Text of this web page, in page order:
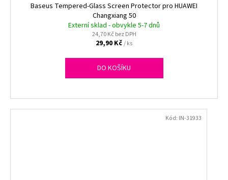
Baseus Tempered-Glass Screen Protector pro HUAWEI
Changxiang 50
Externí sklad - obvykle 5-7 dnů
24,70 Kč bez DPH
29,90 Kč/ ks
DO KOŠÍKU
Kód: IN-31933